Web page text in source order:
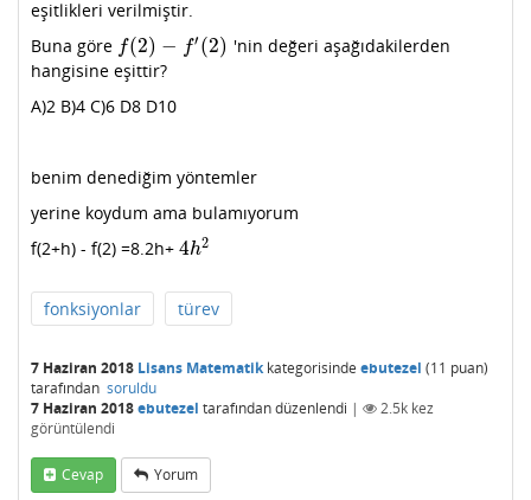
eşitlikleri verilmiştir.
Buna göre f(2) − f′ (2)
f(2)−f (2
'nin değeri aşağıdakilerden
hangisine eşittir?
A)2 B)4 C)6 D8 D10
benim denediğim yöntemler
yerine koydum ama bulamıyorum
f(2+h) - f(2) =8.2h+ 4h2
4h2
fonksiyonlar türev
7 Haziran 2018 Lisans Matematikkategorisinde ebutezel (11 puan)
tarafından soruldu
7 Haziran 2018ebutezel tarafındandüzenlendi | 2.5k kez
görüntülendi
Cevap Yorum